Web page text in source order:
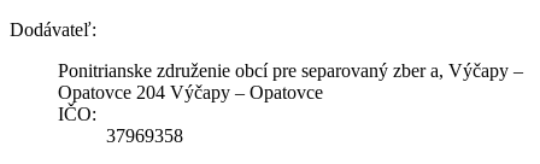
Dodávateľ:
Ponitrianske združenie obcí pre separovaný zber a, Výčapy –
Opatovce 204 Výčapy – Opatovce
IČO:
37969358